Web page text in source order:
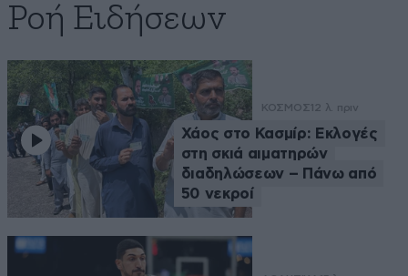
Ροή Ειδήσεων
ΚΟΣΜΟΣ 12 λ. πριν
Χάος στο Κασμίρ: Εκλογές
στη σκιά αιματηρών
διαδηλώσεων – Πάνω από
50 νεκροί